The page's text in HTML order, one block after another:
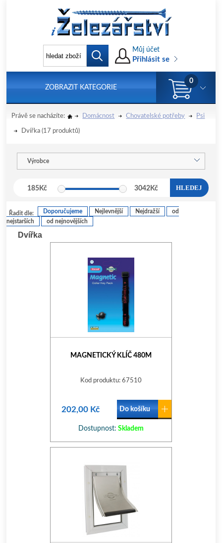
Můj účet
Přihlásit se
ZOBRAZIT KATEGORIE
0
Právě se nacházíte: Domácnost Chovatelské potřeby Psi
Dvířka (17 produktů)
Výrobce
185Kč 3042 Kč HLEDEJ
Řadit dle: Doporučujeme Nejlevnější Nejdražší
od
nejstarších
od nejnovějších
Dvířka
MAGNETICKÝ KLÍČ 480M
Kod produktu: 67510
202,00 Kč Do košíku
Dostupnost: Skladem